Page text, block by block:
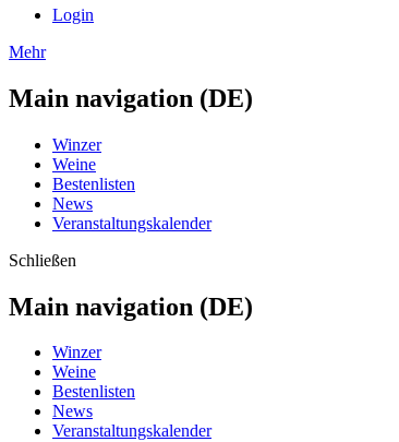
Login
Mehr
Main navigation (DE)
Winzer
Weine
Bestenlisten
News
Veranstaltungskalender
Schließen
Main navigation (DE)
Winzer
Weine
Bestenlisten
News
Veranstaltungskalender